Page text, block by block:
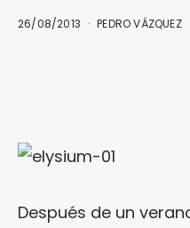
26/08/2013 PEDRO VÁZQUEZ
Después de un